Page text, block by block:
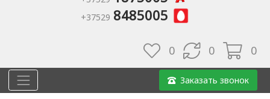
+37529 8485005
0 0 0
Заказать звонок